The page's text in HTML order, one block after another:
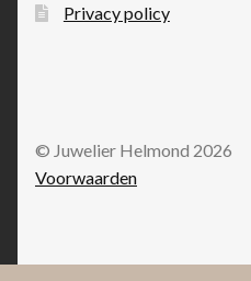
Privacy policy
© Juwelier Helmond 2026
Voorwaarden